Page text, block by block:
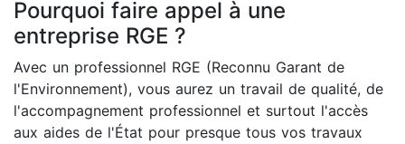
Pourquoi faire appel à une
entreprise RGE ?
Avec un professionnel RGE (Reconnu Garant de
l'Environnement), vous aurez un travail de qualité, de
l'accompagnement professionnel et surtout l'accès
aux aides de l'État pour presque tous vos travaux